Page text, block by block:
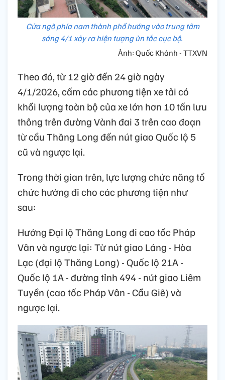
Cửa ngõ phía nam thành phố hướng vào trung tâm
sáng 4/1 xảy ra hiện tượng ùn tắc cục bộ.
Ảnh: Quốc Khánh - TTXVN
Theo đó, từ 12 giờ đến 24 giờ ngày
4/1/2026, cấm các phương tiện xe tải có
khối lượng toàn bộ của xe lớn hơn 10 tấn lưu
thông trên đường Vành đai 3 trên cao đoạn
từ cầu Thăng Long đến nút giao Quốc lộ 5
cũ và ngược lại.
Trong thời gian trên, lực lượng chức năng tổ
chức hướng đi cho các phương tiện như
sau:
Hướng Đại lộ Thăng Long đi cao tốc Pháp
Vân và ngược lại: Từ nút giao Láng - Hòa
Lạc (đại lộ Thăng Long) - Quốc lộ 21A -
Quốc lộ 1A - đường tỉnh 494 - nút giao Liêm
Tuyền (cao tốc Pháp Vân - Cầu Giẽ) và
ngược lại.